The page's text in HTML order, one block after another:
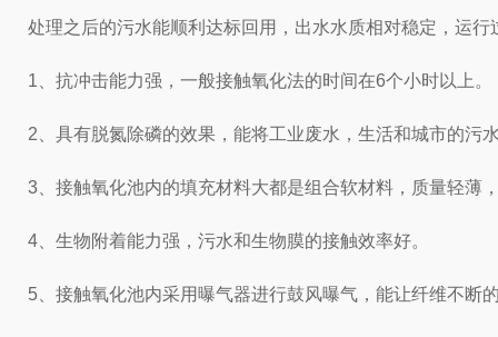
处理之后的污水能顺利达标回用，出水水质相对稳定，运
1、抗冲击能力强，一般接触氧化法的时间在6个小时以上。
2、具有脱氮除磷的效果，能将工业废水，生活和城市的污
3、接触氧化池内的填充材料大都是组合软材料，质量轻薄
4、生物附着能力强，污水和生物膜的接触效率好。
5、接触氧化池内采用曝气器进行鼓风曝气，能让纤维不断